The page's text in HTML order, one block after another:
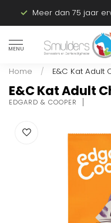
Meer dan 75 jaar
MENU
Home / E&C Kat Adult
E&C Kat Adult
EDGARD & COOPER